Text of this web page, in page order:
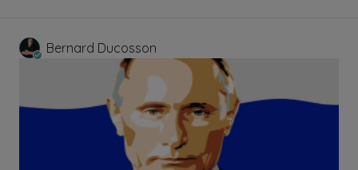
Bernard Ducosson